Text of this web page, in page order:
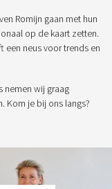
Romijn gaan met hun
op de kaart zetten.
een neus voor trends en
nemen wij graag
Kom je bij ons langs?